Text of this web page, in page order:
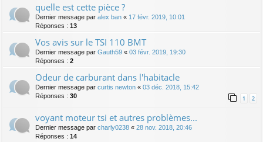
quelle est cette pièce ?
Dernier message par alex ban « 17 févr. 2019, 10:01
Réponses : 13
Vos avis sur le TSI 110 BMT
Dernier message par Gauth59 « 03 févr. 2019, 19:30
Réponses : 2
Odeur de carburant dans l'habitacle
Dernier message par curtis newton « 03 déc. 2018, 15:42
Réponses : 30 1 2
voyant moteur tsi et autres problèmes...
Dernier message par charly0238 « 28 nov. 2018, 20:46
Réponses : 14